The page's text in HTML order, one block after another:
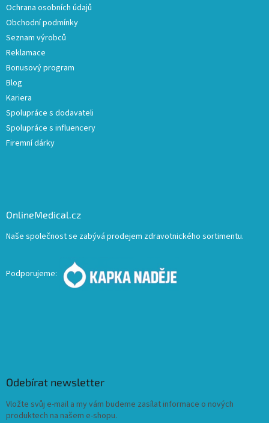
Ochrana osobních údajů
Obchodní podmínky
Seznam výrobců
Reklamace
Bonusový program
Blog
Kariera
Spolupráce s dodavateli
Spolupráce s influencery
Firemní dárky
OnlineMedical.cz
Naše společnost se zabývá prodejem zdravotnického sortimentu.
Podporujeme:
Odebírat newsletter
Vložte svůj e-mail a my vám budeme zasílat informace o nových
produktech na našem e-shopu.